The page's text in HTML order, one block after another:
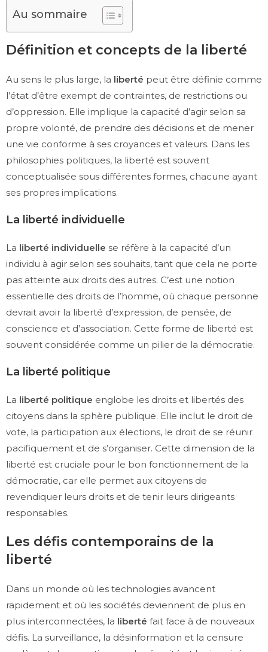
Au sommaire
Définition et concepts de la liberté
Au sens le plus large, la liberté peut être définie comme
l’état d’être exempt de contraintes, de restrictions ou
d’oppression. Elle implique la capacité d’agir selon sa
propre volonté, de prendre des décisions et de mener
une vie conforme à ses croyances et valeurs. Dans les
philosophies politiques, la liberté est souvent
conceptualisée sous différentes formes, chacune ayant
ses propres implications.
La liberté individuelle
La liberté individuelle se réfère à la capacité d’un
individu à agir selon ses souhaits, tant que cela ne porte
pas atteinte aux droits des autres. C’est une notion
essentielle des droits de l’homme, où chaque personne
devrait avoir la liberté d’expression, de pensée, de
conscience et d’association. Cette forme de liberté est
souvent considérée comme un pilier de la démocratie.
La liberté politique
La liberté politique englobe les droits et libertés des
citoyens dans la sphère publique. Elle inclut le droit de
vote, la participation aux élections, le droit de se réunir
pacifiquement et de s’organiser. Cette dimension de la
liberté est cruciale pour le bon fonctionnement de la
démocratie, car elle permet aux citoyens de
revendiquer leurs droits et de tenir leurs dirigeants
responsables.
Les défis contemporains de la
liberté
Dans un monde où les technologies avancent
rapidement et où les sociétés deviennent de plus en
plus interconnectées, la liberté fait face à de nouveaux
défis. La surveillance, la désinformation et la censure